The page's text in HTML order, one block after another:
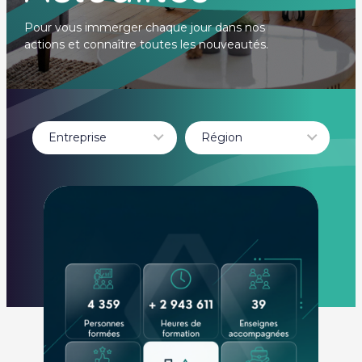
Pour vous immerger chaque jour dans nos
actions et connaître toutes les nouveautés.
Entreprise
BCHEF
HEIKO
IT TRATTORIA
ITALIAN
TRATTORIA
Leader Academy
LEADER
Région
Auvergne-Rhône-
BOURGOGNE
FRANCHE COMTÉ
Dole
guadeloupe
HAUTE-GARONNE
Hauts-de-France
Île-de-France